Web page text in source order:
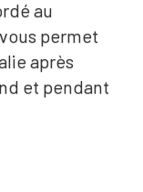
au
permet
après
et pendant